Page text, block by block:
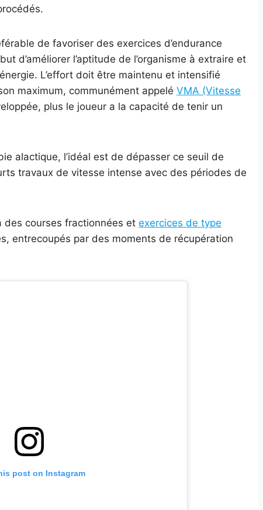
de favoriser des exercices d’endurance
d’améliorer l’aptitude de l’organisme à extraire et
L’effort doit être maintenu et intensifié
maximum, communément appelé VMA (Vitesse
plus le joueur a la capacité de tenir un
alactique, l’idéal est de dépasser ce seuil de
travaux de vitesse intense avec des périodes de
des courses fractionnées et exercices de type
entrecoupés par des moments de récupération
post on Instagram